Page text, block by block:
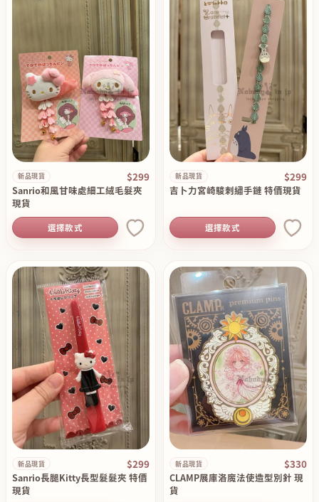
新品現貨 $299
Sanrio和風甘味處細工絨毛髮夾
現貨
選擇款式
新品現貨 $299
吉卜力宮崎駿刺繡手鏈 特價現貨
選擇款式
新品現貨 $299
Sanrio長腿Kitty長型髮髮夾 特價
現貨
新品現貨 $330
CLAMP展庫洛魔法使造型別針 現
貨